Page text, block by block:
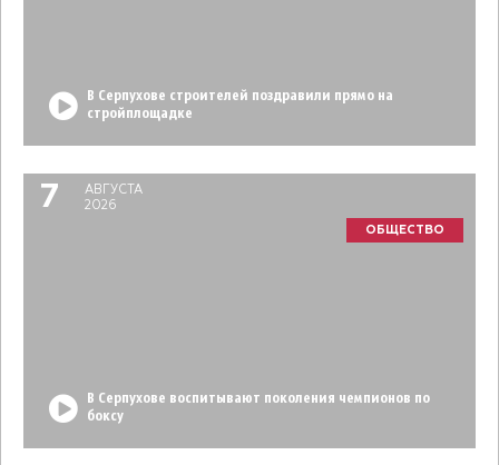
В Серпухове строителей поздравили прямо на
стройплощадке
7
АВГУСТА
2026
ОБЩЕСТВО
В Серпухове воспитывают поколения чемпионов по
боксу